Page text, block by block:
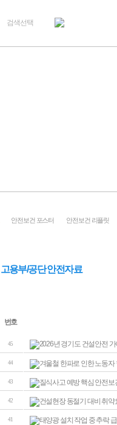
검색선택
안전보건 포스터 안전보건 리플릿
고용부/공단 안전자료
번호
45 2026년 경기도 건설안전
44 겨울철 한파로 인한 노동자
43 질식사고 예방 핵심 안전보
42 건설현장 동절기 대비 취약
41 태양광 설치 작업 중 추락